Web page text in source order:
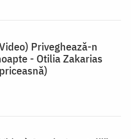
Priveghează-n
- Otilia Zakarias